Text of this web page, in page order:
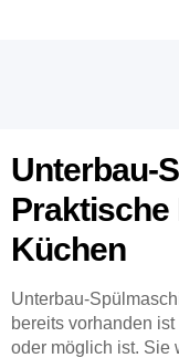
Unterbau-
Praktische
Küchen
Unterbau-
bereits vorhanden
oder möglich ist. Sie